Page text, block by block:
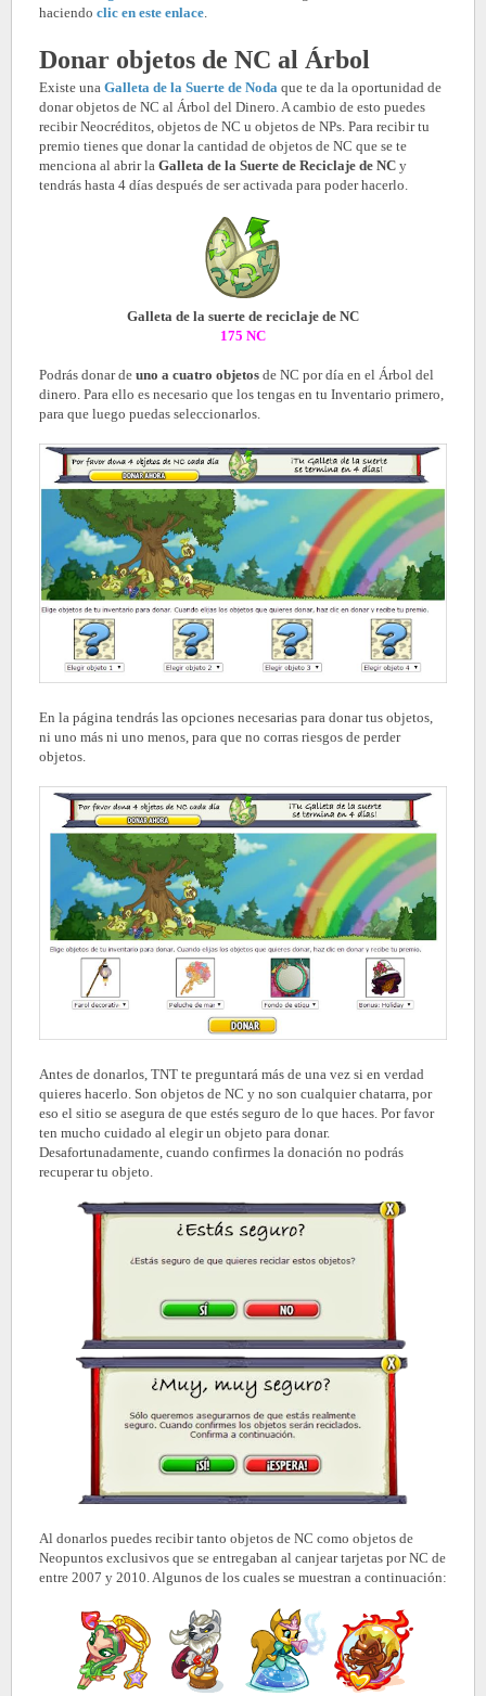
haciendo clic en este enlace.
Donar objetos de NC al Árbol
Existe una Galleta de la Suerte de Noda que te da la oportunidad de
donar objetos de NC al Árbol del Dinero. A cambio de esto puedes
recibir Neocréditos, objetos de NC u objetos de NPs. Para recibir tu
premio tienes que donar la cantidad de objetos de NC que se te
menciona al abrir la Galleta de la Suerte de Reciclaje de NC y
tendrás hasta 4 días después de ser activada para poder hacerlo.
Galleta de la suerte de reciclaje de NC
175 NC
Podrás donar de uno a cuatro objetos de NC por día en el Árbol del
dinero. Para ello es necesario que los tengas en tu Inventario primero,
para que luego puedas seleccionarlos.
En la página tendrás las opciones necesarias para donar tus objetos,
ni uno más ni uno menos, para que no corras riesgos de perder
objetos.
Antes de donarlos, TNT te preguntará más de una vez si en verdad
quieres hacerlo. Son objetos de NC y no son cualquier chatarra, por
eso el sitio se asegura de que estés seguro de lo que haces. Por favor
ten mucho cuidado al elegir un objeto para donar.
Desafortunadamente, cuando confirmes la donación no podrás
recuperar tu objeto.
Al donarlos puedes recibir tanto objetos de NC como objetos de
Neopuntos exclusivos que se entregaban al canjear tarjetas por NC de
entre 2007 y 2010. Algunos de los cuales se muestran a continuación: